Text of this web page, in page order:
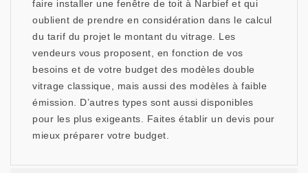
faire installer une fenêtre de toit à Narbief et qui
oublient de prendre en considération dans le calcul
du tarif du projet le montant du vitrage. Les
vendeurs vous proposent, en fonction de vos
besoins et de votre budget des modèles double
vitrage classique, mais aussi des modèles à faible
émission. D’autres types sont aussi disponibles
pour les plus exigeants. Faites établir un devis pour
mieux préparer votre budget.